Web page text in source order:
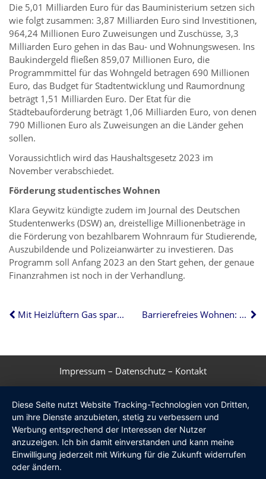
Die 5,01 Milliarden Euro für das Bauministerium setzen sich
wie folgt zusammen: 3,87 Milliarden Euro sind Investitionen,
964,24 Millionen Euro Zuweisungen und Zuschüsse, 3,3
Milliarden Euro gehen in das Bau- und Wohnungswesen. Ins
Baukindergeld fließen 859,07 Millionen Euro, die
Programmmittel für das Wohngeld betragen 690 Millionen
Euro, das Budget für Stadtentwicklung und Raumordnung
beträgt 1,51 Milliarden Euro. Der Etat für die
Städtebauförderung beträgt 1,06 Milliarden Euro, von denen
790 Millionen Euro als Zuweisungen an die Länder gehen
sollen.
Voraussichtlich wird das Haushaltsgesetz 2023 im
November verabschiedet.
Förderung studentisches Wohnen
Klara Geywitz kündigte zudem im Journal des Deutschen
Studentenwerks (DSW) an, dreistellige Millionenbeträge in
die Förderung von bezahlbarem Wohnraum für Studierende,
Auszubildende und Polizeianwärter zu investieren. Das
Programm soll Anfang 2023 an den Start gehen, der genaue
Finanzrahmen ist noch in der Verhandlung.
Mit Heizlüftern Gas sparen: keine gute Idee Barrierefreies Wohnen: Fördermittel bereits aufgebraucht
Impressum – Datenschutz – Kontakt
Diese Seite nutzt Website Tracking-Technologien von Dritten,
um ihre Dienste anzubieten, stetig zu verbessern und
Werbung entsprechend der Interessen der Nutzer
anzuzeigen. Ich bin damit einverstanden und kann meine
Einwilligung jederzeit mit Wirkung für die Zukunft widerrufen
oder ändern.